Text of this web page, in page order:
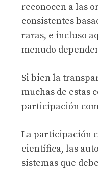
reconocen a las
consistentes
raras, e incluso
menudo
Si bien la
muchas de estas
participación
La participación
científica, las
sistemas que